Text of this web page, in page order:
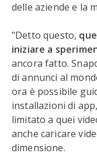
delle aziende e la
"Detto questo,
iniziare a
ancora fatto.
di annunci al
ora è possibile
installazioni di
limitato a quei
anche caricare
dimensione.